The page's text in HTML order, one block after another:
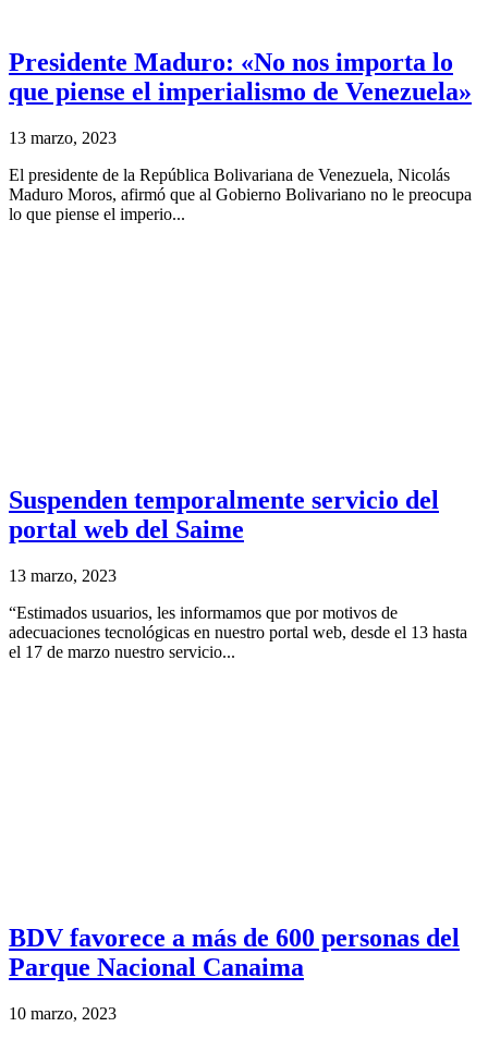
Presidente Maduro: «No nos importa lo
que piense el imperialismo de Venezuela»
13 marzo, 2023
El presidente de la República Bolivariana de Venezuela, Nicolás
Maduro Moros, afirmó que al Gobierno Bolivariano no le preocupa
lo que piense el imperio...
Suspenden temporalmente servicio del
portal web del Saime
13 marzo, 2023
“Estimados usuarios, les informamos que por motivos de
adecuaciones tecnológicas en nuestro portal web, desde el 13 hasta
el 17 de marzo nuestro servicio...
BDV favorece a más de 600 personas del
Parque Nacional Canaima
10 marzo, 2023